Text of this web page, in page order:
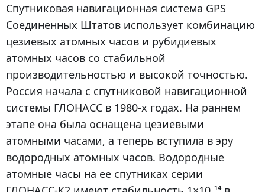
Спутниковая навигационная система GPS
Соединенных Штатов использует комбинацию
цезиевых атомных часов и рубидиевых
атомных часов со стабильной
производительностью и высокой точностью.
Россия начала с спутниковой навигационной
системы ГЛОНАСС в 1980-х годах. На раннем
этапе она была оснащена цезиевыми
атомными часами, а теперь вступила в эру
водородных атомных часов. Водородные
атомные часы на ее спутниках серии